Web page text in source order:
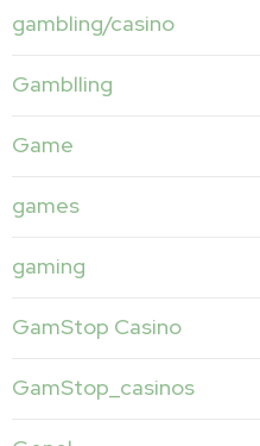
gambling/casino
Gamblling
Game
games
gaming
GamStop Casino
GamStop_casinos